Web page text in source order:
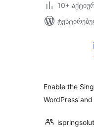
10+
Enable the
WordPress